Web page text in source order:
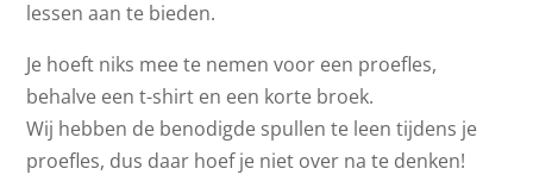
lessen aan te bieden.
Je hoeft niks mee te nemen voor een proefles,
behalve een t-shirt en een korte broek.
Wij hebben de benodigde spullen te leen tijdens je
proefles, dus daar hoef je niet over na te denken!